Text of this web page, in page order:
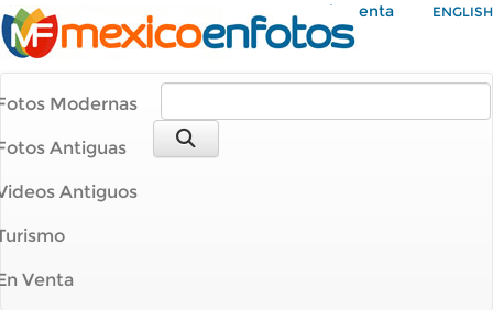
Mi Cuenta ENGLISH
Modernas
Antiguas
Antiguos
Venta